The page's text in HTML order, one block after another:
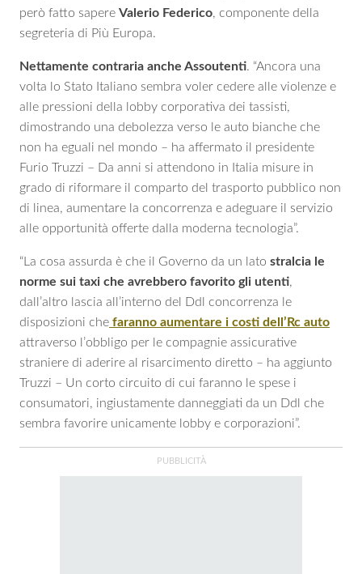
però fatto sapere Valerio Federico, componente della
segreteria di Più Europa.
Nettamente contraria anche Assoutenti. “Ancora una
volta lo Stato Italiano sembra voler cedere alle violenze e
alle pressioni della lobby corporativa dei tassisti,
dimostrando una debolezza verso le auto bianche che
non ha eguali nel mondo – ha affermato il presidente
Furio Truzzi – Da anni si attendono in Italia misure in
grado di riformare il comparto del trasporto pubblico non
di linea, aumentare la concorrenza e adeguare il servizio
alle opportunità offerte dalla moderna tecnologia”.
“La cosa assurda è che il Governo da un lato stralcia le
norme sui taxi che avrebbero favorito gli utenti,
dall’altro lascia all’interno del Ddl concorrenza le
disposizioni che faranno aumentare i costi dell’Rc auto
attraverso l’obbligo per le compagnie assicurative
straniere di aderire al risarcimento diretto – ha aggiunto
Truzzi – Un corto circuito di cui faranno le spese i
consumatori, ingiustamente danneggiati da un Ddl che
sembra favorire unicamente lobby e corporazioni”.